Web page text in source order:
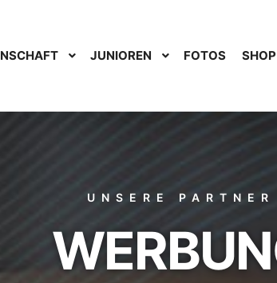
JUNIOREN FOTOS SHOP
UNSERE PARTNER